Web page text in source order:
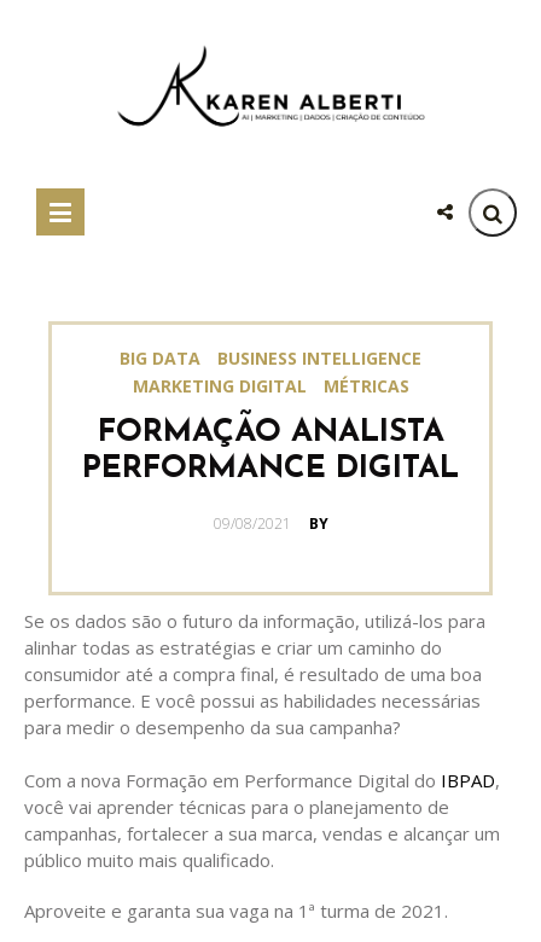
BIG DATA
BUSINESS INTELLIGENCE
MARKETING DIGITAL
MÉTRICAS
FORMAÇÃO ANALISTA
PERFORMANCE DIGITAL
POSTED
09/08/2021 BY
Se os dados são o futuro da informação, utilizá-los para
alinhar todas as estratégias e criar um caminho do
consumidor até a compra final, é resultado de uma boa
performance. E você possui as habilidades necessárias
para medir o desempenho da sua campanha?
Com a nova Formação em Performance Digital do IBPAD,
você vai aprender técnicas para o planejamento de
campanhas, fortalecer a sua marca, vendas e alcançar um
público muito mais qualificado.
Aproveite e garanta sua vaga na 1ª turma de 2021.